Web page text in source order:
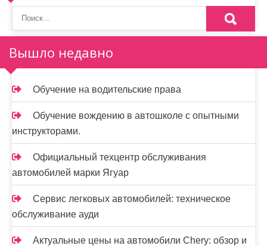
Вышло недавно
Обучение на водительские права
Обучение вождению в автошколе с опытными
инструкторами.
Официальный техцентр обслуживания
автомобилей марки Ягуар
Сервис легковых автомобилей: техническое
обслуживание ауди
Актуальные цены на автомобили Chery: обзор и